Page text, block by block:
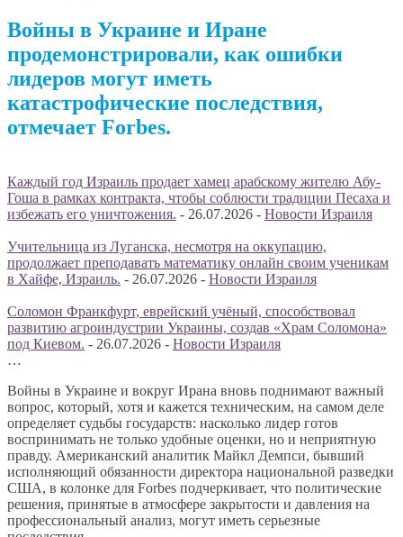
Войны в Украине и Иране
продемонстрировали, как ошибки
лидеров могут иметь
катастрофические последствия,
отмечает Forbes.
Каждый год Израиль продает хамец арабскому жителю Абу-
Гоша в рамках контракта, чтобы соблюсти традиции Песаха и
избежать его уничтожения. - 26.07.2026 - Новости Израиля
Учительница из Луганска, несмотря на оккупацию,
продолжает преподавать математику онлайн своим ученикам
в Хайфе, Израиль. - 26.07.2026 - Новости Израиля
Соломон Франкфурт, еврейский учёный, способствовал
развитию агроиндустрии Украины, создав «Храм Соломона»
под Киевом. - 26.07.2026 - Новости Израиля
…
Войны в Украине и вокруг Ирана вновь поднимают важный
вопрос, который, хотя и кажется техническим, на самом деле
определяет судьбы государств: насколько лидер готов
воспринимать не только удобные оценки, но и неприятную
правду. Американский аналитик Майкл Демпси, бывший
исполняющий обязанности директора национальной разведки
США, в колонке для Forbes подчеркивает, что политические
решения, принятые в атмосфере закрытости и давления на
профессиональный анализ, могут иметь серьезные